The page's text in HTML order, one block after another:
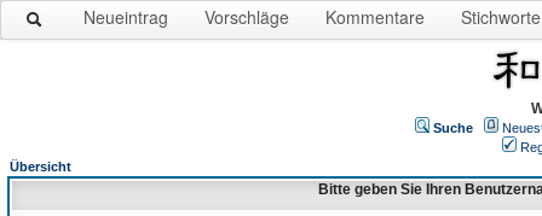
Neueintrag Vorschläge Kommentare Stichworte
Suche
Übersicht
Bitte geben Sie Ihren